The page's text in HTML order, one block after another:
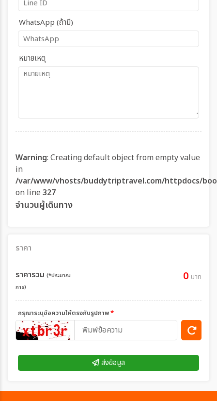
WhatsApp (ถ้ามี)
หมายเหตุ
Warning: Creating default object from empty value
in
/var/www/vhosts/buddytriptravel.com/httpdocs/
on line 327
จำนวนผู้เดินทาง
ราคา
ราคารวม (*ประมาณ
การ)
0 บาท
กรุณาระบุข้อความให้ตรงกับรูปภาพ*
ส่งข้อมูล